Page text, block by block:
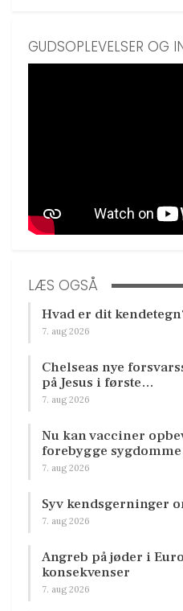
GUDSOPLEVELSER OG
LÆS OGSÅ
Hvad er dit
7. aug 2026
Chelseas nye
på Jesus i første…
7. aug 2026
Nu kan vacciner
forebygge
7. aug 2026
Syv kendsgerninger
7. aug 2026
Angreb på jøder i
konsekvenser
7. aug 2026